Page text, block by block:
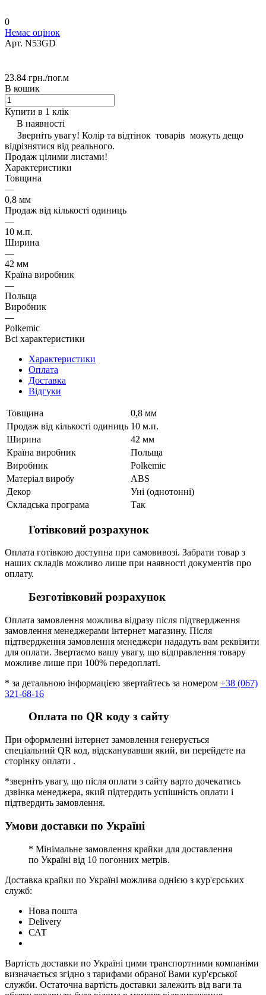
0
Немає оцінок
Арт. N53GD
23.84 грн./пог.м
В кошик
Купити в 1 клік
В наявності
Зверніть увагу! Колір та відтінок товарів можуть дещо
відрізнятися від реального.
Продаж цілими листами!
Характеристики
Товщина
—
0,8 мм
Продаж від кількості одиниць
—
10 м.п.
Ширина
—
42 мм
Країна виробник
—
Польща
Виробник
—
Polkemic
Всі характеристики
Характеристики
Оплата
Доставка
Відгуки
Товщина
0,8 мм
Продаж від кількості одиниць 10 м.п.
Ширина
42 мм
Країна виробник
Польща
Виробник
Polkemic
Матеріал виробу
ABS
Декор
Уні (однотонні)
Складська програма
Так
Готівковий розрахунок
Оплата готівкою доступна при самовивозі. Забрати товар з
наших складів можливо лише при наявності документів про
оплату.
Безготівковий розрахунок
Оплата замовлення можлива відразу після підтвердження
замовлення менеджерами інтернет магазину. Після
підтвердження замовлення менеджери нададуть вам реквізити
для оплати. Звертаємо вашу увагу, що відправлення товару
можливе лише при 100% передоплаті.
* за детальною інформацією звертайтесь за номером +38 (067)
321-68-16
Оплата по QR коду з сайту
При оформленні інтернет замовлення генерується
спеціальний QR код, відсканувавши який, ви перейдете на
сторінку оплати .
*зверніть увагу, що після оплати з сайту варто дочекатись
дзвінка менеджера, який підтердить успішність оплати і
підтвердить замовлення.
Умови доставки по Україні
* Мінімальне замовлення крайки для доставлення
по Україні від 10 погонних метрів.
Доставка крайки по Україні можлива однією з кур'єрських
служб:
Нова пошта
Delivery
САТ
Вартість доставки по Україні цими транспортними компаніми
визначається згідно з тарифами обраної Вами кур'єрської
служби. Остаточна вартість доставки залежить від ваги та